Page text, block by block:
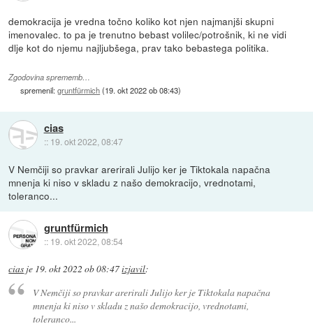
demokracija je vredna točno koliko kot njen najmanjši skupni
imenovalec. to pa je trenutno bebast volilec/potrošnik, ki ne vidi
dlje kot do njemu najljubšega, prav tako bebastega politika.
Zgodovina sprememb…
spremenil:gruntfürmich(19. okt 2022 ob 08:43)
cias
:: 19. okt 2022, 08:47
V Nemčiji so pravkar arerirali Julijo ker je Tiktokala napačna
mnenja ki niso v skladu z našo demokracijo, vrednotami,
toleranco...
gruntfürmich
:: 19. okt 2022, 08:54
cias je 19. okt 2022 ob 08:47izjavil:
V Nemčiji so pravkar arerirali Julijo ker je Tiktokala napačna
mnenja ki niso v skladu z našo demokracijo, vrednotami,
toleranco...